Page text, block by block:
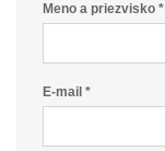
Meno a priezvisko *
E-mail *